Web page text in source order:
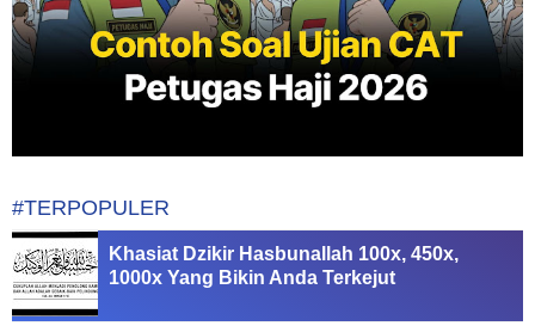
#TERPOPULER
Khasiat Dzikir Hasbunallah 100x, 450x,
1000x Yang Bikin Anda Terkejut